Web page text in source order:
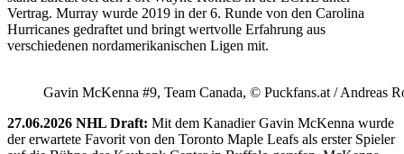
Vertrag. Murray wurde 2019 in der 6. Runde von den Carolina
Hurricanes gedraftet und bringt wertvolle Erfahrung aus
verschiedenen nordamerikanischen Ligen mit.
Gavin McKenna #9, Team Canada, © Puckfans.at / Andreas
27.06.2026 NHL Draft: Mit dem Kanadier Gavin McKenna wurde
der erwartete Favorit von den Toronto Maple Leafs als erster Spieler